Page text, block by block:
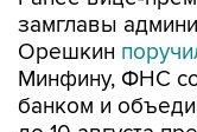
замглавы
Орешкин
Минфину, ФНС
банком и